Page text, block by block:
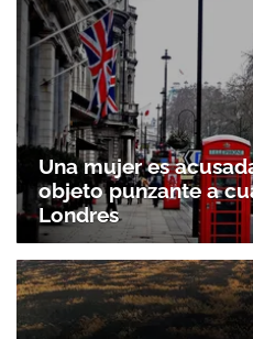
Una mujer es
objeto punzante a
Londres